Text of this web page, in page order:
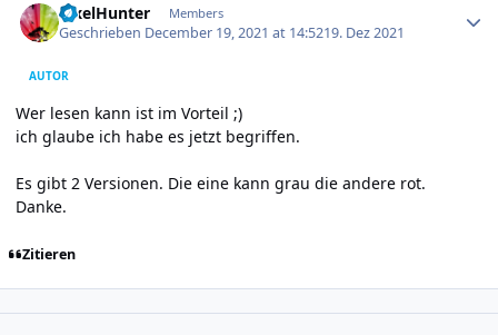
PixelHunter Members
Geschrieben December 19, 2021 at 14:5219. Dez 2021
AUTOR
Wer lesen kann ist im Vorteil ;)
ich glaube ich habe es jetzt begriffen.
Es gibt 2 Versionen. Die eine kann grau die andere rot.
Danke.
Zitieren